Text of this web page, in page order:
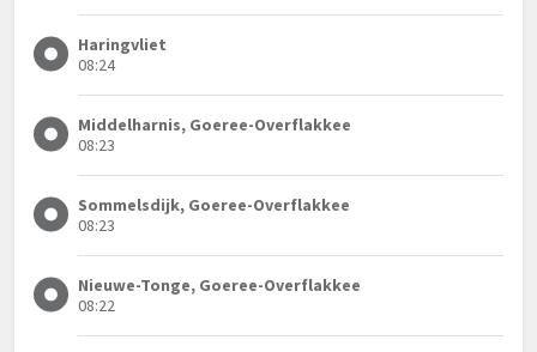
Haringvliet
08:24
Middelharnis, Goeree-Overflakkee
08:23
Sommelsdijk, Goeree-Overflakkee
08:23
Nieuwe-Tonge, Goeree-Overflakkee
08:22